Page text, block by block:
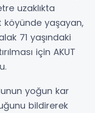
uzaklıkta
köyünde yaşayan,
71 yaşındaki
için AKUT
yoğun kar
bildirerek